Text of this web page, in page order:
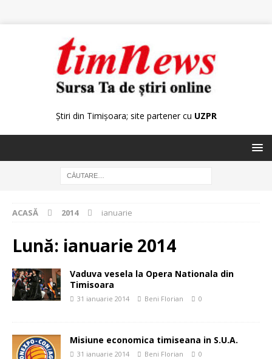
Știri din Timișoara; site partener cu UZPR
ACASĂ 2014 ianuarie
Lună: ianuarie 2014
Vaduva vesela la Opera Nationala din
Timisoara
31 ianuarie 2014 Beni Florian 0
Misiune economica timiseana in S.U.A.
31 ianuarie 2014 Beni Florian 0